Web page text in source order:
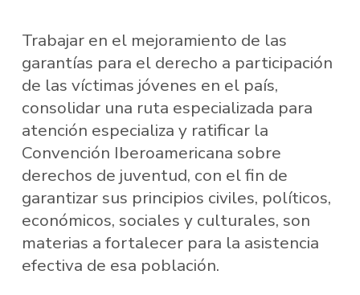
Trabajar en el mejoramiento de las
garantías para el derecho a participación
de las víctimas jóvenes en el país,
consolidar una ruta especializada para
atención especializa y ratificar la
Convención Iberoamericana sobre
derechos de juventud, con el fin de
garantizar sus principios civiles, políticos,
económicos, sociales y culturales, son
materias a fortalecer para la asistencia
efectiva de esa población.